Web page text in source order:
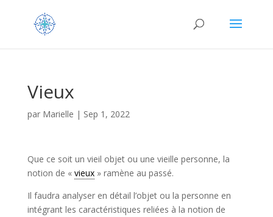
Vieux
par Marielle | Sep 1, 2022
Que ce soit un vieil objet ou une vieille personne, la
notion de « vieux» ramène au passé.
Il faudra analyser en détail l’objet ou la personne en
intégrant les caractéristiques reliées à la notion de